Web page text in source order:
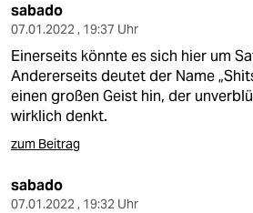
sabado
07.01.2022 , 19:37 Uhr
Einerseits könnte es sich hier um
Andererseits deutet der Name
einen großen Geist hin, der
wirklich denkt.
zum Beitrag
sabado
07.01.2022 , 19:32 Uhr